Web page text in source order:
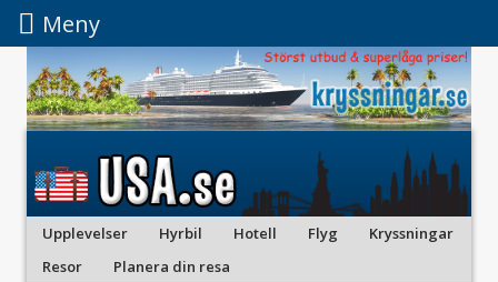
Upplevelser Hyrbil Hotell Flyg
Kryssningar
Resor
Planera din resa
Meny
Meny